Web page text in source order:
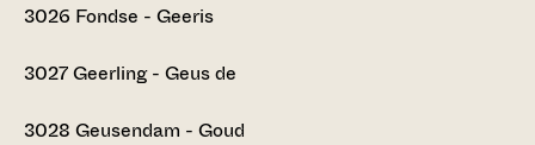
3026 Fondse - Geeris
3027Geerling - Geus de
3028 Geusendam - Goud